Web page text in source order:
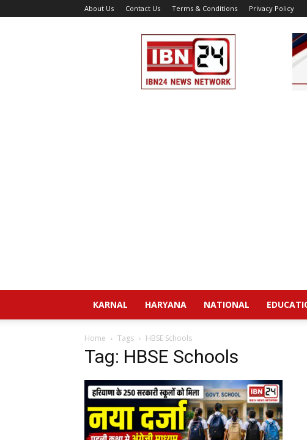
About Us Contact Us Terms & Conditions Privacy Policy
IBN
24
News
KARNAL HARYANA NATIONAL
Home Tags HBSE Schools
Tag: HBSE Schools